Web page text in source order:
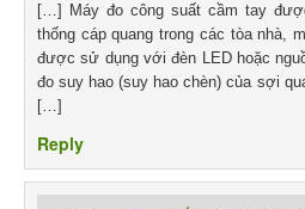
[…] Máy đo công suất cầm tay
thống cáp quang trong các tòa nhà,
được sử dụng với đèn LED hoặc
đo suy hao (suy hao chèn) của sợi
[…]
Reply